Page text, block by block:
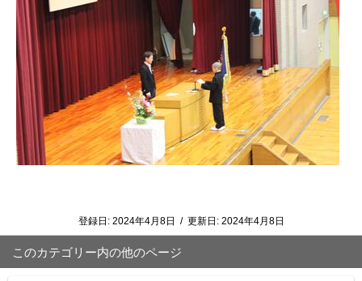
登録日: 2024年4月8日 / 更新日: 2024年4月8日
このカテゴリー内の他のページ